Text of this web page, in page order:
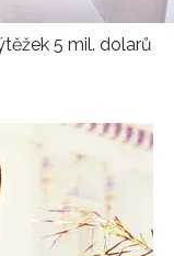
5 mil. dolarů